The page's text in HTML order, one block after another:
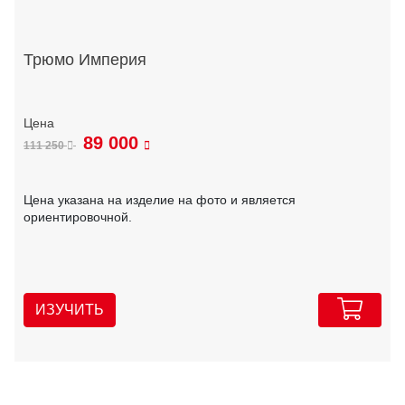
Трюмо Империя
111 250 89 000
Цена указана на изделие на фото и является
ориентировочной.
ИЗУЧИТЬ